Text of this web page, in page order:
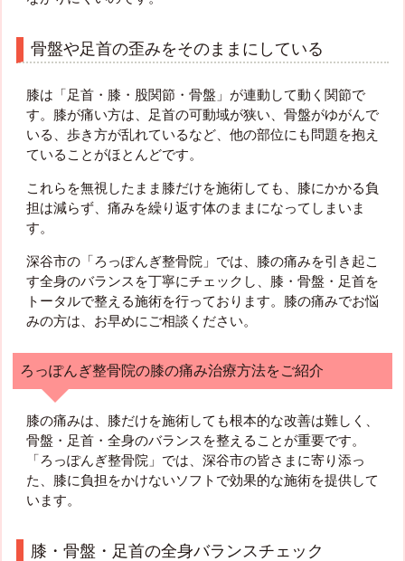
骨盤や足首の歪みをそのままにしている
膝は「足首・膝・股関節・骨盤」が連動して動く関節で
す。膝が痛い方は、足首の可動域が狭い、骨盤がゆがんで
いる、歩き方が乱れているなど、他の部位にも問題を抱え
ていることがほとんどです。
これらを無視したまま膝だけを施術しても、膝にかかる負
担は減らず、痛みを繰り返す体のままになってしまいま
す。
深谷市の「ろっぽんぎ整骨院」では、膝の痛みを引き起こ
す全身のバランスを丁寧にチェックし、膝・骨盤・足首を
トータルで整える施術を行っております。膝の痛みでお悩
みの方は、お早めにご相談ください。
ろっぽんぎ整骨院の膝の痛み治療方法をご紹介
膝の痛みは、膝だけを施術しても根本的な改善は難しく、
骨盤・足首・全身のバランスを整えることが重要です。
「ろっぽんぎ整骨院」では、深谷市の皆さまに寄り添っ
た、膝に負担をかけないソフトで効果的な施術を提供して
います。
膝・骨盤・足首の全身バランスチェック